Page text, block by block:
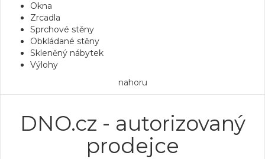
Okna
Zrcadla
Sprchové stěny
Obkládané stěny
Skleněný nábytek
Výlohy
nahoru
DNO.cz - autorizovaný
prodejce